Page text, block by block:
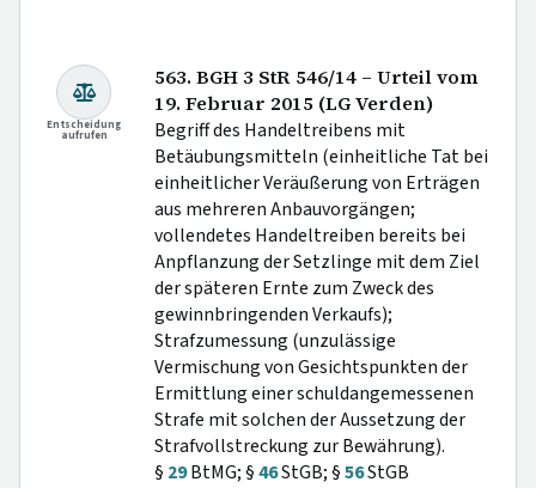
Entscheidung
aufrufen
563. BGH 3 StR 546/14 – Urteil vom
19. Februar 2015 (LG Verden)
Begriff des Handeltreibens mit
Betäubungsmitteln (einheitliche Tat bei
einheitlicher Veräußerung von Erträgen
aus mehreren Anbauvorgängen;
vollendetes Handeltreiben bereits bei
Anpflanzung der Setzlinge mit dem Ziel
der späteren Ernte zum Zweck des
gewinnbringenden Verkaufs);
Strafzumessung (unzulässige
Vermischung von Gesichtspunkten der
Ermittlung einer schuldangemessenen
Strafe mit solchen der Aussetzung der
Strafvollstreckung zur Bewährung).
§ 29BtMG; §46StGB; §56StGB